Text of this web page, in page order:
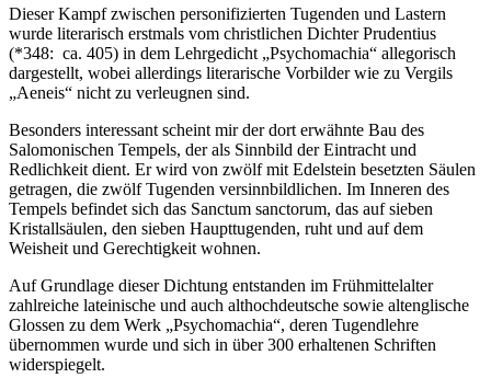
Dieser Kampf zwischen personifizierten Tugenden und Lastern
wurde literarisch erstmals vom christlichen Dichter Prudentius
(*348: ca. 405) in dem Lehrgedicht „Psychomachia“ allegorisch
dargestellt, wobei allerdings literarische Vorbilder wie zu Vergils
„Aeneis“ nicht zu verleugnen sind.
Besonders interessant scheint mir der dort erwähnte Bau des
Salomonischen Tempels, der als Sinnbild der Eintracht und
Redlichkeit dient. Er wird von zwölf mit Edelstein besetzten Säulen
getragen, die zwölf Tugenden versinnbildlichen. Im Inneren des
Tempels befindet sich das Sanctum sanctorum, das auf sieben
Kristallsäulen, den sieben Haupttugenden, ruht und auf dem
Weisheit und Gerechtigkeit wohnen.
Auf Grundlage dieser Dichtung entstanden im Frühmittelalter
zahlreiche lateinische und auch althochdeutsche sowie altenglische
Glossen zu dem Werk „Psychomachia“, deren Tugendlehre
übernommen wurde und sich in über 300 erhaltenen Schriften
widerspiegelt.